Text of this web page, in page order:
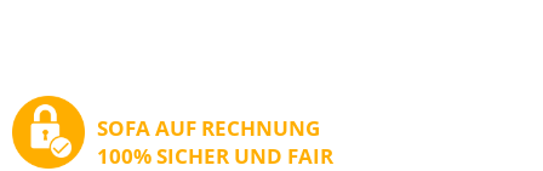
SOFA AUF RECHNUNG
100% SICHER UND FAIR